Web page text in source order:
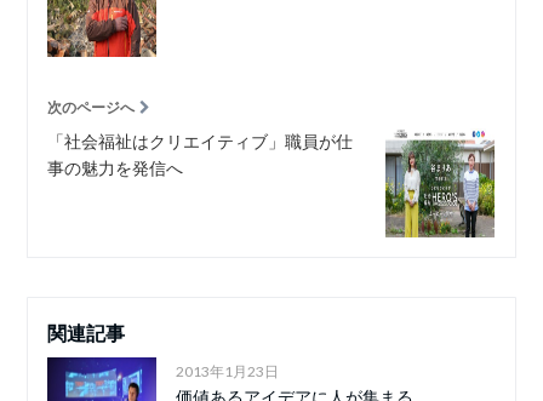
次のページへ
「社会福祉はクリエイティブ」職員が仕
事の魅力を発信へ
関連記事
2013年1月23日